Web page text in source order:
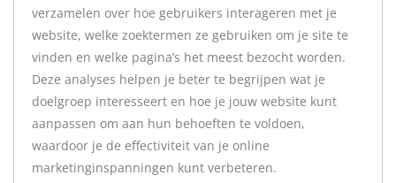
verzamelen over hoe gebruikers interageren met je
website, welke zoektermen ze gebruiken om je site te
vinden en welke pagina’s het meest bezocht worden.
Deze analyses helpen je beter te begrijpen wat je
doelgroep interesseert en hoe je jouw website kunt
aanpassen om aan hun behoeften te voldoen,
waardoor je de effectiviteit van je online
marketinginspanningen kunt verbeteren.